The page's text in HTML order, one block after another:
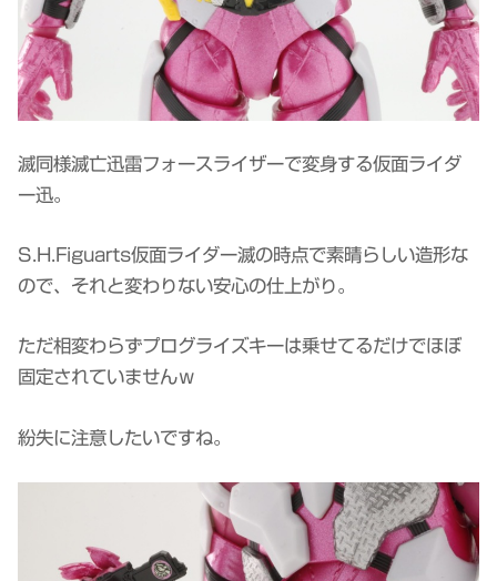
滅同様滅亡迅雷フォースライザーで変身する仮面ライダ
ー迅。
S.H.Figuarts仮面ライダー滅の時点で素晴らしい造形な
ので、それと変わりない安心の仕上がり。
ただ相変わらずプログライズキーは乗せてるだけでほぼ
固定されていませんｗ
紛失に注意したいですね。